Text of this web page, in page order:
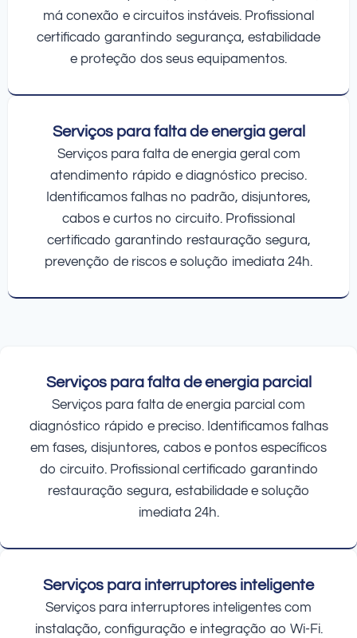
má conexão e circuitos instáveis. Profissional
certificado garantindo segurança, estabilidade
e proteção dos seus equipamentos.
Serviços para falta de energia geral
Serviços para falta de energia geral com
atendimento rápido e diagnóstico preciso.
Identificamos falhas no padrão, disjuntores,
cabos e curtos no circuito. Profissional
certificado garantindo restauração segura,
prevenção de riscos e solução imediata 24h.
Serviços para falta de energia parcial
Serviços para falta de energia parcial com
diagnóstico rápido e preciso. Identificamos falhas
em fases, disjuntores, cabos e pontos específicos
do circuito. Profissional certificado garantindo
restauração segura, estabilidade e solução
imediata 24h.
Serviços para interruptores inteligente
Serviços para interruptores inteligentes com
instalação, configuração e integração ao Wi-Fi.